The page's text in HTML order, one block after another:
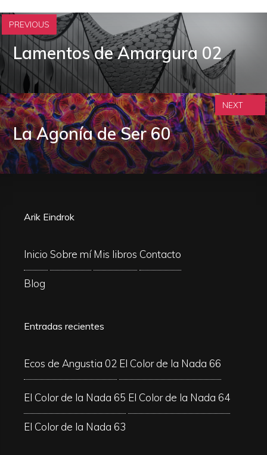
PREVIOUS
Lamentos de Amargura 02
La Agonía de Ser 60
NEXT
Arik Eindrok
Inicio Sobre mí Mis libros Contacto
Blog
Entradas recientes
Ecos de Angustia 02 El Color de la Nada 66
El Color de la Nada 65 El Color de la Nada 64
El Color de la Nada 63